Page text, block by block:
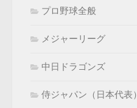
プロ野球全般
メジャーリーグ
中日ドラゴンズ
侍ジャパン（日本代表）